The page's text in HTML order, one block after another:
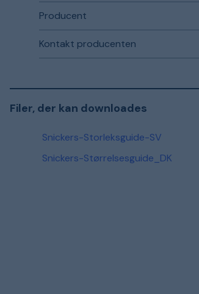
Producent
Kontakt producenten
Filer, der kan downloades
Snickers-Storleksguide-SV
Snickers-Størrelsesguide_DK